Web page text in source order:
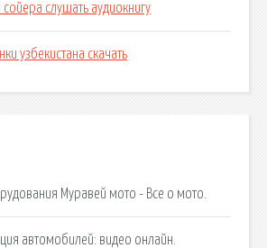
слушать аудиокнигу
узбекистана скачать
Муравей мото - Все о мото.
автомобилей: видео онлайн.